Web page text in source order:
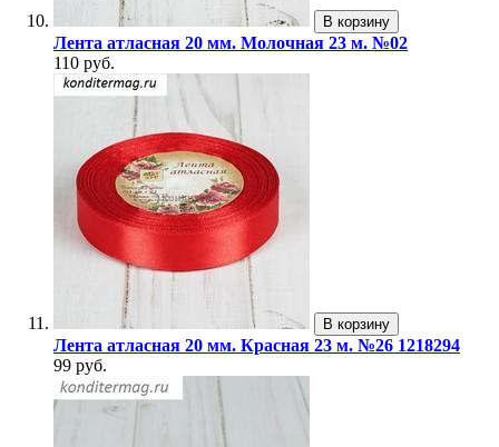
В корзину
Лента атласная 20 мм. Молочная 23 м. №02
110 руб.
В корзину
Лента атласная 20 мм. Красная 23 м. №26 1218294
99 руб.